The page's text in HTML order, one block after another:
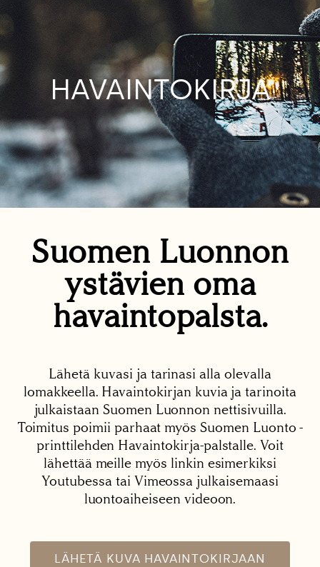
HAVAINTOKIRJA
Suomen Luonnon
ystävien oma
havaintopalsta.
Lähetä kuvasi ja tarinasi alla olevalla
lomakkeella. Havaintokirjan kuvia ja tarinoita
julkaistaan Suomen Luonnon nettisivuilla.
Toimitus poimii parhaat myös Suomen Luonto -
printtilehden Havaintokirja-palstalle. Voit
lähettää meille myös linkin esimerkiksi
Youtubessa tai Vimeossa julkaisemaasi
luontoaiheiseen videoon.
LÄHETÄ KUVA HAVAINTOKIRJAAN